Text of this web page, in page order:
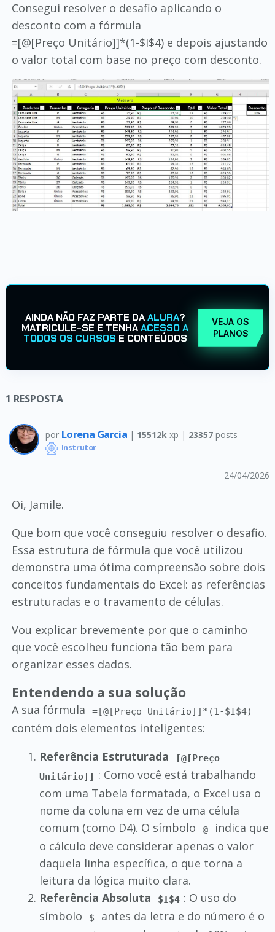
Consegui resolver o desafio aplicando o
desconto com a fórmula
=[@[Preço Unitário]]*(1-$I$4) e depois ajustando
o valor total com base no preço com desconto.
AINDA NÃO FAZ PARTE DAALURA?
MATRICULE-SE E TENHAACESSO A
TODOS OS CURSOS E CONTEÚDOS
VEJA OS
PLANOS
1 RESPOSTA
por Lorena Garcia | 15512kxp | 23357posts
Instrutor
24/04/2026
Oi, Jamile.
Que bom que você conseguiu resolver o desafio.
Essa estrutura de fórmula que você utilizou
demonstra uma ótima compreensão sobre dois
conceitos fundamentais do Excel: as referências
estruturadas e o travamento de células.
Vou explicar brevemente por que o caminho
que você escolheu funciona tão bem para
organizar esses dados.
Entendendo a sua solução
A sua fórmula =[@[Preço Unitário]]*(1-$I$4)
contém dois elementos inteligentes:
Referência Estruturada
[@[Preço
Unitário]] : Como você está trabalhando
com uma Tabela formatada, o Excel usa o
nome da coluna em vez de uma célula
comum (como D4). O símbolo
@
indica que
o cálculo deve considerar apenas o valor
daquela linha específica, o que torna a
leitura da lógica muito clara.
Referência Absoluta
$I$4 : O uso do
símbolo
$
antes da letra e do número é o